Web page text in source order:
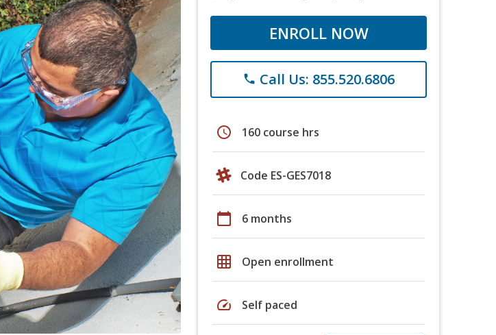
ENROLL NOW
phone Call Us: 855.520.6806
schedule 160 course hrs
Code ES-GES7018
calendar_today 6 months
grid_on Open enrollment
speed Self paced